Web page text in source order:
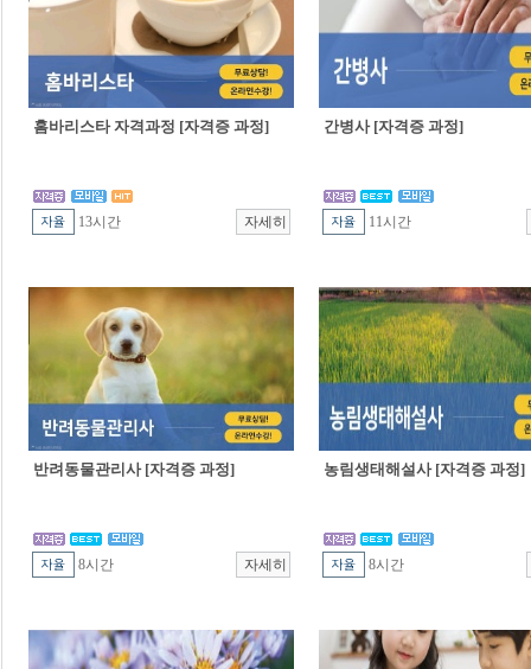
홈바리스타 자격과정 [자격증 과정]
13시간
간병사 [자격증 과정]
11시간
반려동물관리사 [자격증 과정]
8시간
농림생태해설사 [자격증 과정]
8시간